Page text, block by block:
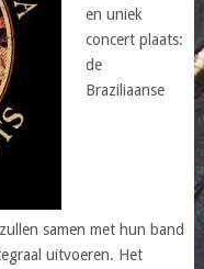
en uniek
concert plaats:
de
Braziliaanse
samen met hun band
uitvoeren. Het